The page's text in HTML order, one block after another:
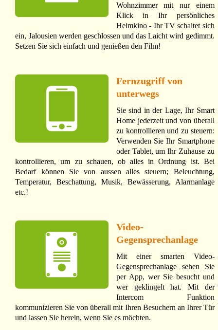
Wohnzimmer mit nur einem
Klick in Ihr persönliches
Heimkino - Ihr TV schaltet sich
ein, Jalousien werden geschlossen und das Laicht wird gedimmt.
Setzen Sie sich einfach und genießen den Film!
Fernzugriff von
unterwegs
Sie sind in der Lage, Ihr Smart
Home jederzeit und von überall
zu kontrollieren und zu steuern:
Verwenden Sie Ihr Smartphone
oder Tablet, um Ihr Zuhause zu
kontrollieren, um zu schauen, ob alles in Ordnung ist. Bei
Bedarf können Sie von aussen alles steuern; Beleuchtung,
Temperatur, Beschattung, Musik, Bewässerung, Alarmanlage
etc.!
Video-
Gegensprechanlage
Mit einer smarten Video-
Gegensprechanlage sehen Sie
per App, wer Sie besucht und
wer geklingelt hat. Mit der
Intercom Funktion
kommunizieren Sie von überall mit Ihren Besuchern an Ihrer Tür
und lassen Sie herein, wenn Sie es möchten.